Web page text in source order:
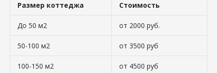
Размер коттеджа Стоимость
До 50 м2 от 2000 руб.
50-100 м2 от 3500 руб
100-150 м2 от 4500 руб